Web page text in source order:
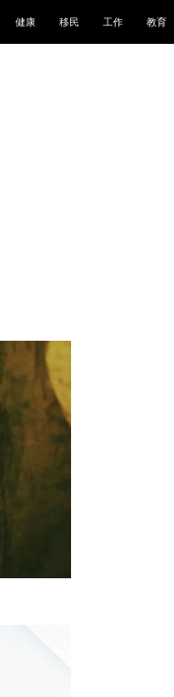
健康 移民 工作 教育